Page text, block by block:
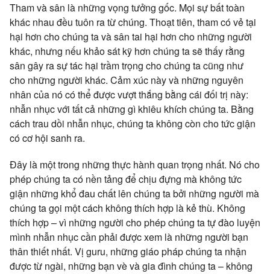
Tham và sân là những vọng tưởng gốc. Mọi sự bất toàn
khác nhau đều tuôn ra từ chúng. Thoạt tiên, tham có vẻ tại
hại hơn cho chúng ta và sân tai hại hơn cho những người
khác, nhưng nếu khảo sát kỹ hơn chúng ta sẽ thấy rằng
sân gây ra sự tác hại trầm trọng cho chúng ta cũng như
cho những người khác. Cảm xúc này và những nguyên
nhân của nó có thể được vượt thắng bằng cái đối trị này:
nhẫn nhục với tất cả những gì khiêu khích chúng ta. Bằng
cách trau dồi nhẫn nhục, chúng ta không còn cho tức giận
có cơ hội sanh ra.
Đây là một trong những thực hành quan trọng nhất. Nó cho
phép chúng ta có nền tảng để chịu đựng mà không tức
giận những khổ đau chất lên chúng ta bởi những người mà
chúng ta gọi một cách không thích hợp là kẻ thù. Không
thích hợp – vì những người cho phép chúng ta tự đào luyện
mình nhẫn nhục cần phải được xem là những người bạn
thân thiết nhất. Vị guru, những giáo pháp chúng ta nhận
được từ ngài, những bạn vè và gia đình chúng ta – không